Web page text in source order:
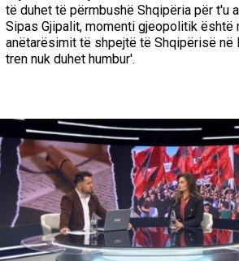
të duhet të përmbushë Shqipëria për t'u
Sipas Gjipalit, momenti gjeopolitik është
anëtarësimit të shpejtë të Shqipërisë në
tren nuk duhet humbur'.